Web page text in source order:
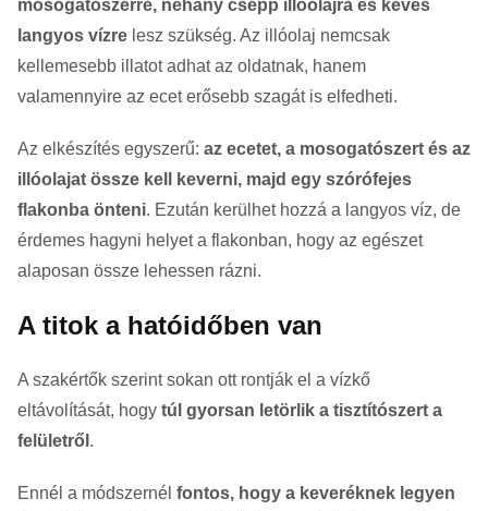
mosogatószerre, néhány csepp illóolajra és kevés
langyos vízre lesz szükség. Az illóolaj nemcsak
kellemesebb illatot adhat az oldatnak, hanem
valamennyire az ecet erősebb szagát is elfedheti.
Az elkészítés egyszerű: az ecetet, a mosogatószert és az
illóolajat össze kell keverni, majd egy szórófejes
flakonba önteni. Ezután kerülhet hozzá a langyos víz, de
érdemes hagyni helyet a flakonban, hogy az egészet
alaposan össze lehessen rázni.
A titok a hatóidőben van
A szakértők szerint sokan ott rontják el a vízkő
eltávolítását, hogy túl gyorsan letörlik a tisztítószert a
felületről .
Ennél a módszernél fontos, hogy a keveréknek legyen